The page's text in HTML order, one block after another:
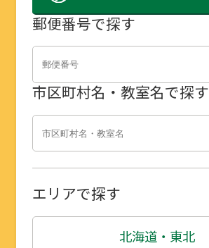
郵便番号で探す
市区町村名・教室名で探す
エリアで探す
北海道・東北